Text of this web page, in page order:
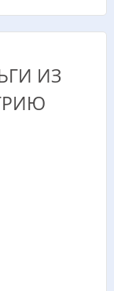
ИЗ